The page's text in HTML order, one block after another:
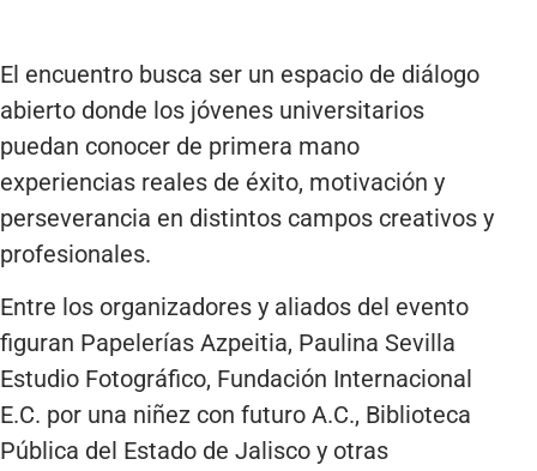
El encuentro busca ser un espacio de diálogo
abierto donde los jóvenes universitarios
puedan conocer de primera mano
experiencias reales de éxito, motivación y
perseverancia en distintos campos creativos y
profesionales.
Entre los organizadores y aliados del evento
figuran Papelerías Azpeitia, Paulina Sevilla
Estudio Fotográfico, Fundación Internacional
E.C. por una niñez con futuro A.C., Biblioteca
Pública del Estado de Jalisco y otras